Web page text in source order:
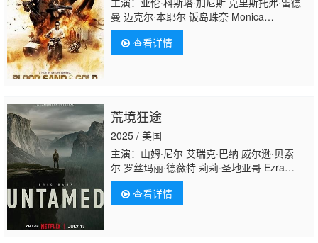
曼 迈克尔·本耶尔 饭岛珠奈 Monica
West Jenny Sterlin Paulino Partida Bruce
McKenzie Ezra Knight 莱蒂齐娅·莱查
查看详情
荒境狂途
2025 / 美国
主演：山姆·尼尔 艾瑞克·巴纳 威尔逊·贝索
尔 罗丝玛丽·德薇特 莉莉·圣地亚哥 Ezra
Franky 约什·兰德尔 Ezra Wilson Omi
Fitzpatrick-Gonzales 乔·霍尔特 尼古拉·科雷
亚·达姆得 Sara-Jewel Hughes 扎克·圣蒂亚
查看详情